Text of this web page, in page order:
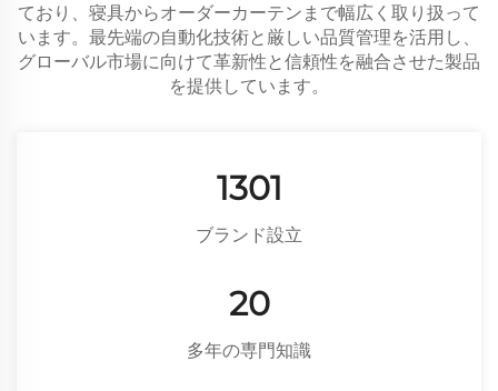
ており、寝具からオーダーカーテンまで幅広く取り扱って
います。最先端の自動化技術と厳しい品質管理を活用し、
グローバル市場に向けて革新性と信頼性を融合させた製品
を提供しています。
1753
ブランド設立
26
多年の専門知識